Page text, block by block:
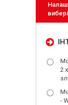
2
-